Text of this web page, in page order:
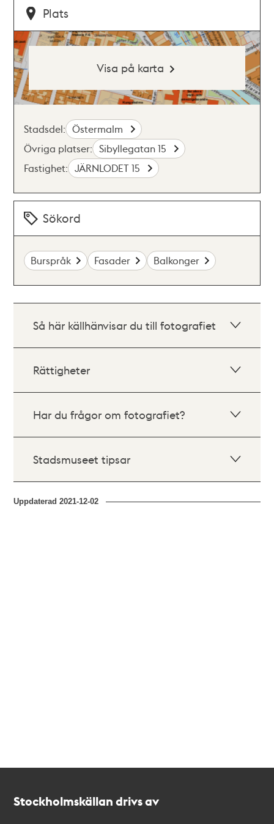
Plats
Visa på karta
Stadsdel: Östermalm
Övriga platser: Sibyllegatan 15
Fastighet: JÄRNLODET 15
Sökord
Burspråk Fasader Balkonger
Så här källhänvisar du till fotografiet
Rättigheter
Har du frågor om fotografiet?
Stadsmuseet tipsar
Uppdaterad2021-12-02
Stockholmskällan drivs av